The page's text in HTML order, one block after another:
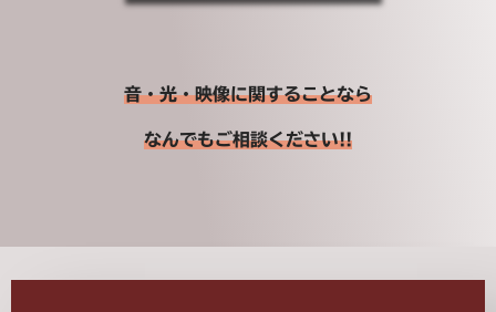
音・光・映像に関することなら
なんでもご相談ください!!